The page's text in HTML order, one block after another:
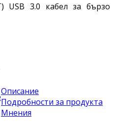
USB 3.0 кабел за бързо
Описание
Подробности за продукта
Мнения